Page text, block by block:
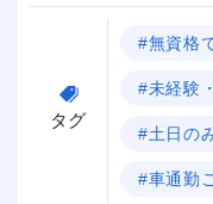
タグ
#無資格
#未経験
#土日の
#車通勤